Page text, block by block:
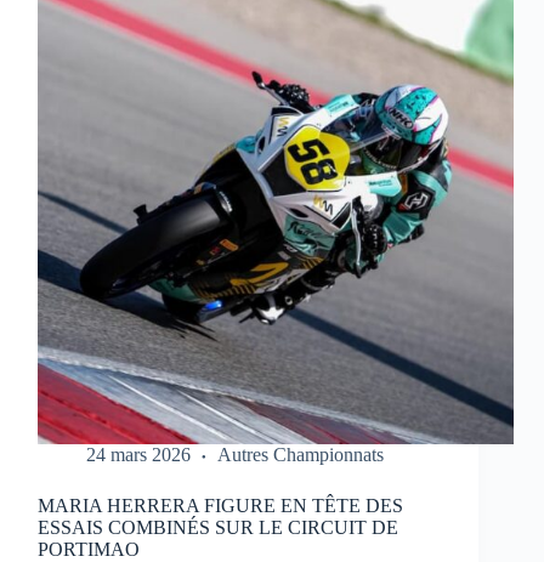
WSBK
EN
REMPORTANT
PORTIMAO
24 mars 2026 Autres Championnats
MARIA HERRERA FIGURE EN TÊTE DES
ESSAIS COMBINÉS SUR LE CIRCUIT DE
PORTIMAO